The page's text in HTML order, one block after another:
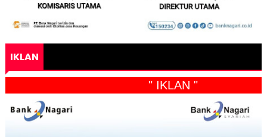
IKLAN
" IKLAN "